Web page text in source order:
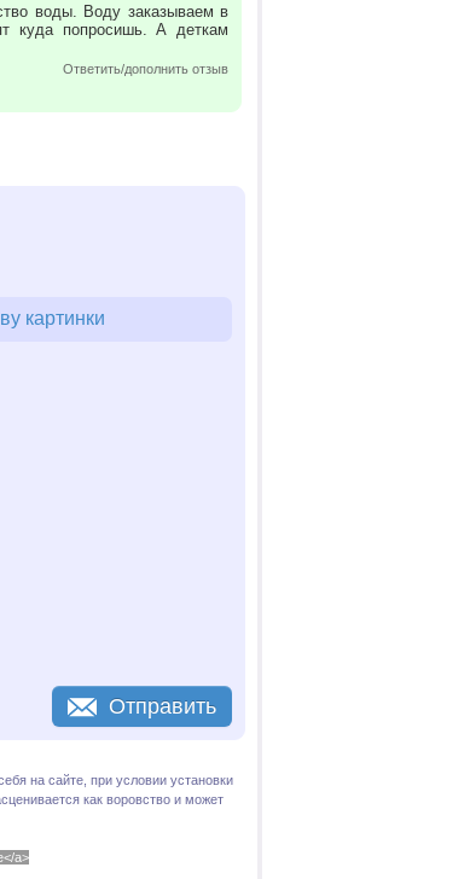
воды. Воду заказываем в
куда попросишь. А деткам
Ответить/дополнить отзыв
картинки
Отправить
на сайте, при условии установки
как воровство и может
a>